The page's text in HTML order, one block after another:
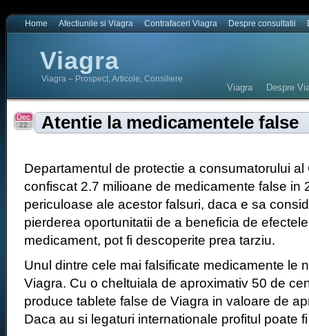
Home Afectiunile si Viagra Contrafaceri Viagra Despre consultatii
Viagra
Viagra – Prospect, Articole, Consiliere
Viagra Despre
Atentie la medicamentele false
Dec
22
Departamentul de protectie a consumatorului
confiscat 2.7 milioane de medicamente false in
periculoase ale acestor falsuri, daca e sa
pierderea oportunitatii de a beneficia de
medicament, pot fi descoperite prea tarziu.
Unul dintre cele mai falsificate medicamente le
Viagra. Cu o cheltuiala de aproximativ 50 de
produce tablete false de Viagra in valoare de
Daca au si legaturi internationale profitul poate